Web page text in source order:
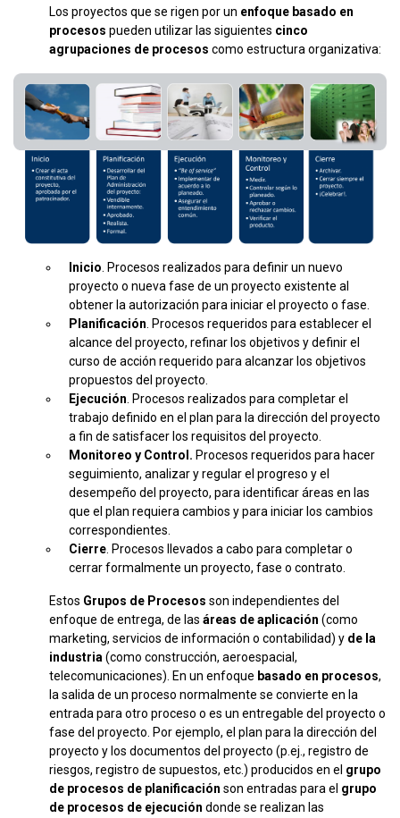
Los proyectos que se rigen por un enfoque basado en
procesos pueden utilizar las siguientes cinco
agrupaciones de procesos como estructura organizativa:
Inicio . Procesos realizados para definir un nuevo
proyecto o nueva fase de un proyecto existente al
obtener la autorización para iniciar el proyecto o fase.
Planificación . Procesos requeridos para establecer el
alcance del proyecto, refinar los objetivos y definir el
curso de acción requerido para alcanzar los objetivos
propuestos del proyecto.
Ejecución . Procesos realizados para completar el
trabajo definido en el plan para la dirección del proyecto
a fin de satisfacer los requisitos del proyecto.
Monitoreo y Control. Procesos requeridos para hacer
seguimiento, analizar y regular el progreso y el
desempeño del proyecto, para identificar áreas en las
que el plan requiera cambios y para iniciar los cambios
correspondientes.
Cierre . Procesos llevados a cabo para completar o
cerrar formalmente un proyecto, fase o contrato.
Estos Grupos de Procesos son independientes del
enfoque de entrega, de las áreas de aplicación (como
marketing, servicios de información o contabilidad) y de la
industria (como construcción, aeroespacial,
telecomunicaciones). En un enfoque basado en procesos,
la salida de un proceso normalmente se convierte en la
entrada para otro proceso o es un entregable del proyecto o
fase del proyecto. Por ejemplo, el plan para la dirección del
proyecto y los documentos del proyecto (p.ej., registro de
riesgos, registro de supuestos, etc.) producidos en el grupo
de procesos de planificación son entradas para el grupo
de procesos de ejecución donde se realizan las